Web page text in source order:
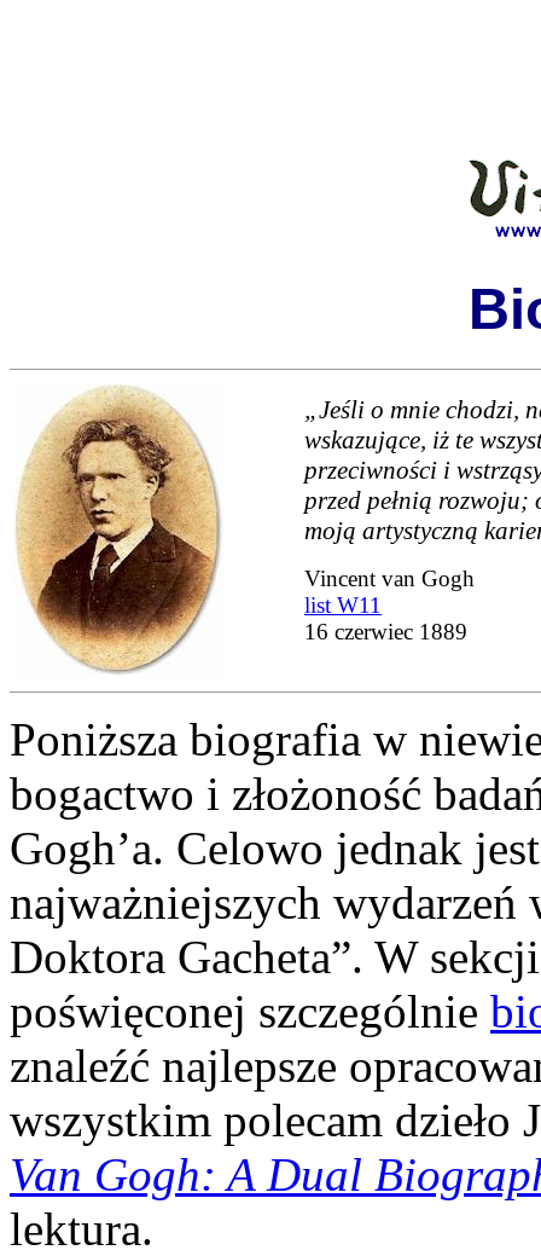
„Jeśli o mnie chodzi,
wskazujące, iż te
przeciwności i
przed pełnią rozwoju;
moją artystyczną
Vincent van Gogh
list W11
16 czerwiec 1889
Poniższa biografia w
bogactwo i złożoność
Gogh’a. Celowo jednak
najważniejszych wydarzeń
Doktora Gacheta”. W
poświęconej szczególnie
znaleźć najlepsze
wszystkim polecam dzieło
Van Gogh: A Dual
lektura.